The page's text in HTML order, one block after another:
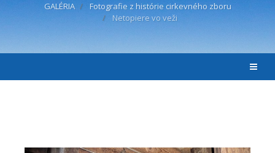
GALÉRIA
Fotografie z histórie cirkevného zboru
Netopiere vo veži